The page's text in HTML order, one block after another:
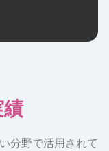
分野で活用されて